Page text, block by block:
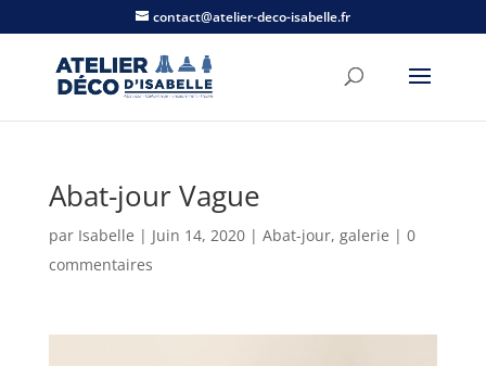
contact@atelier-deco-isabelle.fr
Abat-jour Vague
par Isabelle | Juin 14, 2020| Abat-jour, galerie | 0
commentaires